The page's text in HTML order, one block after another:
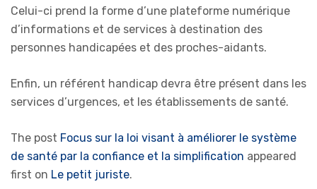
Celui-ci prend la forme d’une plateforme numérique
d’informations et de services à destination des
personnes handicapées et des proches-aidants.
Enfin, un référent handicap devra être présent dans les
services d’urgences, et les établissements de santé.
The post Focus sur la loi visant à améliorer le système
de santé par la confiance et la simplification appeared
first on Le petit juriste.